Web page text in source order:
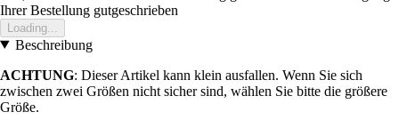
Ihrer Bestellung gutgeschrieben
Loading...
Beschreibung
ACHTUNG: Dieser Artikel kann klein ausfallen. Wenn Sie sich
zwischen zwei Größen nicht sicher sind, wählen Sie bitte die größere
Größe.